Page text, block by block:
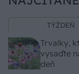
TÝŽDEŇ
Trvalky,
vysaďte
deň